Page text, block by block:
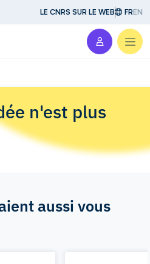
LE CNRS SUR LE WEB FREN
n'est plus
aussi vous